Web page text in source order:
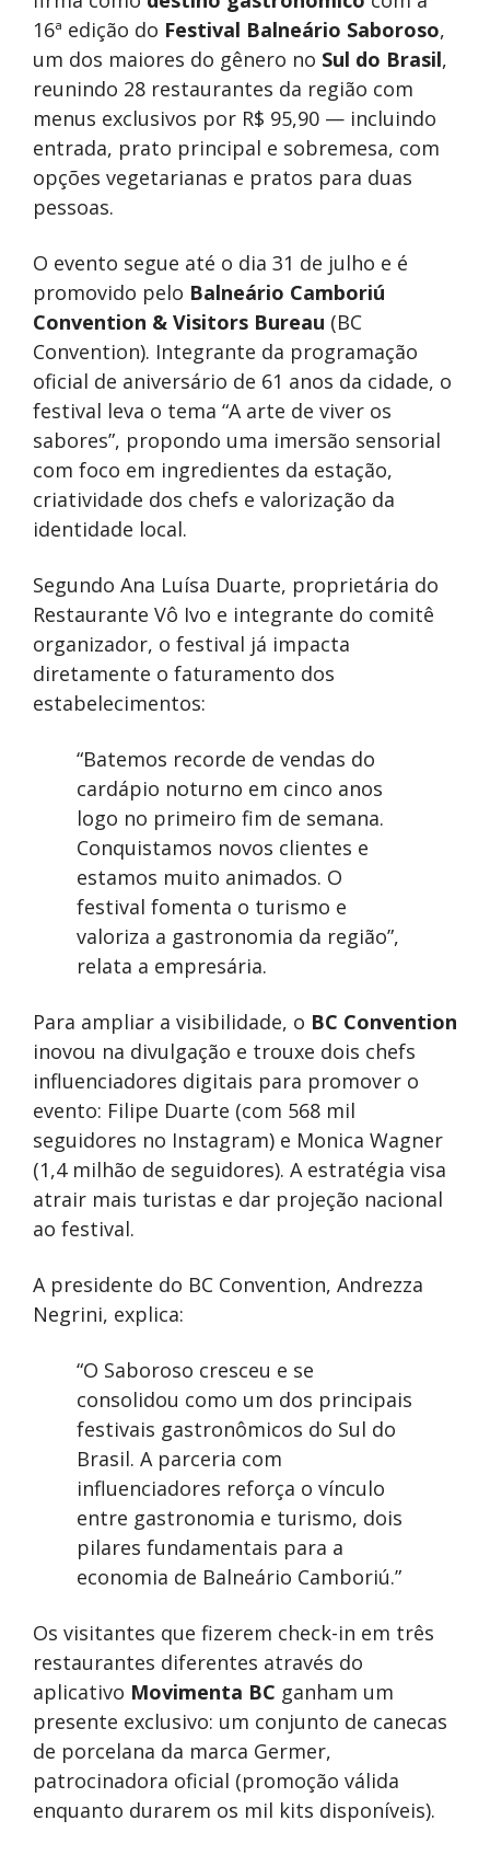
16ª edição do Festival Balneário Saboroso,
um dos maiores do gênero no Sul do Brasil,
reunindo 28 restaurantes da região com
menus exclusivos por R$ 95,90 — incluindo
entrada, prato principal e sobremesa, com
opções vegetarianas e pratos para duas
pessoas.
O evento segue até o dia 31 de julho e é
promovido pelo Balneário Camboriú
Convention & Visitors Bureau (BC
Convention). Integrante da programação
oficial de aniversário de 61 anos da cidade, o
festival leva o tema “A arte de viver os
sabores”, propondo uma imersão sensorial
com foco em ingredientes da estação,
criatividade dos chefs e valorização da
identidade local.
Segundo Ana Luísa Duarte, proprietária do
Restaurante Vô Ivo e integrante do comitê
organizador, o festival já impacta
diretamente o faturamento dos
estabelecimentos:
“Batemos recorde de vendas do
cardápio noturno em cinco anos
logo no primeiro fim de semana.
Conquistamos novos clientes e
estamos muito animados. O
festival fomenta o turismo e
valoriza a gastronomia da região”,
relata a empresária.
Para ampliar a visibilidade, o BC Convention
inovou na divulgação e trouxe dois chefs
influenciadores digitais para promover o
evento: Filipe Duarte (com 568 mil
seguidores no Instagram) e Monica Wagner
(1,4 milhão de seguidores). A estratégia visa
atrair mais turistas e dar projeção nacional
ao festival.
A presidente do BC Convention, Andrezza
Negrini, explica:
“O Saboroso cresceu e se
consolidou como um dos principais
festivais gastronômicos do Sul do
Brasil. A parceria com
influenciadores reforça o vínculo
entre gastronomia e turismo, dois
pilares fundamentais para a
economia de Balneário Camboriú.”
Os visitantes que fizerem check-in em três
restaurantes diferentes através do
aplicativo Movimenta BC ganham um
presente exclusivo: um conjunto de canecas
de porcelana da marca Germer,
patrocinadora oficial (promoção válida
enquanto durarem os mil kits disponíveis).